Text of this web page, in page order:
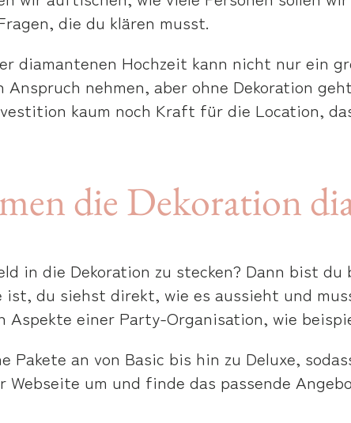
die du klären musst.
diamantenen Hochzeit kann nicht nur ein
nehmen, aber ohne Dekoration
kaum noch Kraft für die Location,
die Dekoration
in die Dekoration zu stecken? Dann bist
du siehst direkt, wie es aussieht und
einer Party-Organisation, wie
Pakete an von Basic bis hin zu Deluxe,
Webseite um und finde das passende